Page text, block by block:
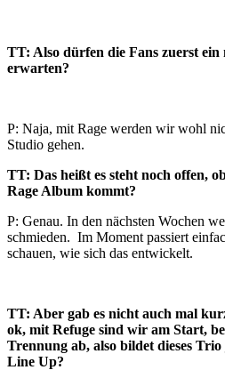
TT: Also dürfen die Fans zuerst ein
erwarten?
P: Naja, mit Rage werden wir wohl
Studio gehen.
TT: Das heißt es steht noch offen,
Rage Album kommt?
P: Genau. In den nächsten Wochen
schmieden. Im Moment passiert
schauen, wie sich das entwickelt.
TT: Aber gab es nicht auch mal
ok, mit Refuge sind wir am Start,
Trennung ab, also bildet dieses Trio
Line Up?